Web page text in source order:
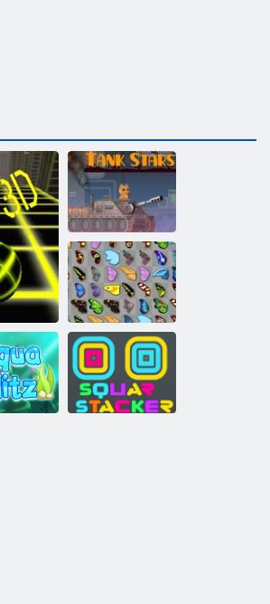
Tvertnes
zvaigznes
Tauriņš kyodai